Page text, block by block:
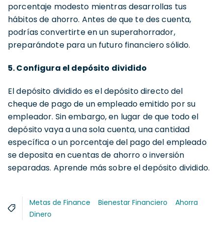
porcentaje modesto mientras desarrollas tus
hábitos de ahorro. Antes de que te des cuenta,
podrías convertirte en un superahorrador,
preparándote para un futuro financiero sólido.
5. Configura el depósito dividido
El depósito dividido es el depósito directo del
cheque de pago de un empleado emitido por su
empleador. Sin embargo, en lugar de que todo el
depósito vaya a una sola cuenta, una cantidad
específica o un porcentaje del pago del empleado
se deposita en cuentas de ahorro o inversión
separadas. Aprende más sobre el depósito dividido.
Metas de Finance Bienestar Financiero
Ahorra
Dinero